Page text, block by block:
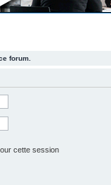
forum.
cette session